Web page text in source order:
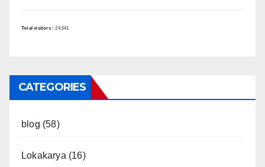
Total visitors :24,541
CATEGORIES
blog (58)
Lokakarya (16)